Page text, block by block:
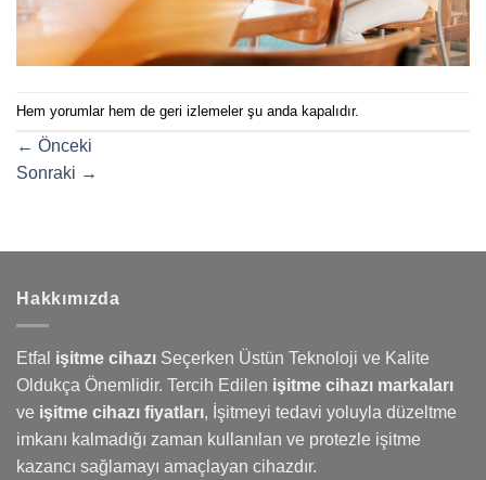
Hem yorumlar hem de geri izlemeler şu anda kapalıdır.
← Önceki
Sonraki →
Hakkımızda
Etfal işitme cihazı Seçerken Üstün Teknoloji ve Kalite
Oldukça Önemlidir. Tercih Edilen işitme cihazı markaları
ve işitme cihazı fiyatları, İşitmeyi tedavi yoluyla düzeltme
imkanı kalmadığı zaman kullanılan ve protezle işitme
kazancı sağlamayı amaçlayan cihazdır.